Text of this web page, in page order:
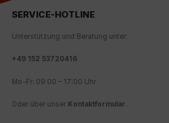
SERVICE-HOTLINE
Unterstützung und Beratung unter:
+49 152 53720416
Mo-Fr: 09:00 – 17:00 Uhr
Oder über unser Kontaktformular.
Wir nutzen Google Analytics, um
erhalten, um die Website und das
Google LLC übermittelt und die
verarbeitet, die von Google zu